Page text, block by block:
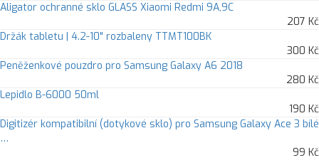
Aligator ochranné sklo GLASS Xiaomi Redmi 9A,9C
207 Kč
Držák tabletu | 4.2-10" rozbaleny TTMT100BK
300 Kč
Peněženkové pouzdro pro Samsung Galaxy A6 2018
280 Kč
Lepidlo B-6000 50ml
190 Kč
Digitizér kompatibilní (dotykové sklo) pro Samsung Galaxy Ace 3 bílé
…
99 Kč